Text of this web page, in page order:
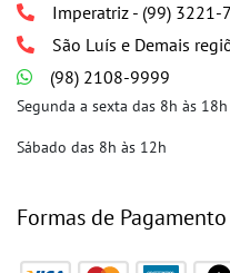
Imperatriz - (99) 3221-
São Luís e Demais
(98) 2108-9999
Segunda a sexta das 8h às 18h
Sábado das 8h às 12h
Formas de Pagamento